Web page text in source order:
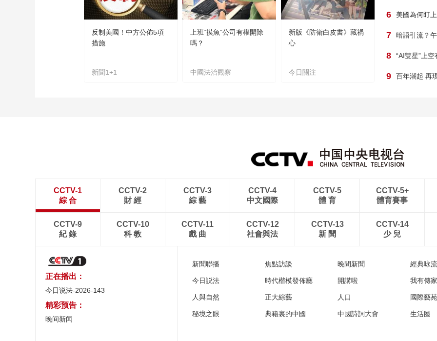
反制美國！中方公佈5項
措施
新聞1+1
上班“摸魚”公司有權開除
嗎？
中國法治觀察
新版《防衛白皮書》藏禍
心
今日關注
6 美國為何盯
7 暗語引流？
8 “AI雙星”上
9 百年潮起 再
CCTV-1
綜 合
CCTV-2
財 經
CCTV-3
綜 藝
CCTV-4
中文國際
CCTV-5
體 育
CCTV-5+
體育賽事
CCTV-9
紀 錄
CCTV-10
科 教
CCTV-11
戲 曲
CCTV-12
社會與法
CCTV-13
新 聞
CCTV-14
少 兒
正在播出：
今日说法-2026-143
精彩预告：
晚间新闻
新聞聯播 焦點訪談 晚間新聞 經典咏
今日説法 時代楷模發佈廳 開講啦 我有傳
人與自然 正大綜藝 人口 國際藝苑
秘境之眼 典籍裏的中國 中國詩詞大會 生活圈